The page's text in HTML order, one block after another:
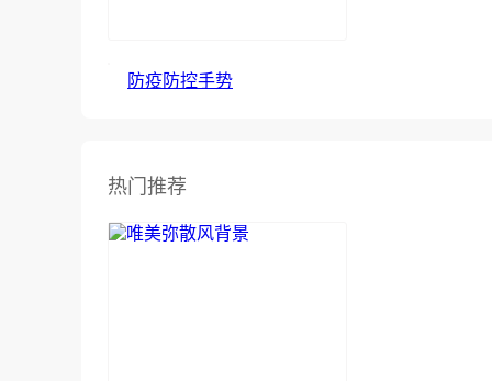
防疫防控手势
热门推荐